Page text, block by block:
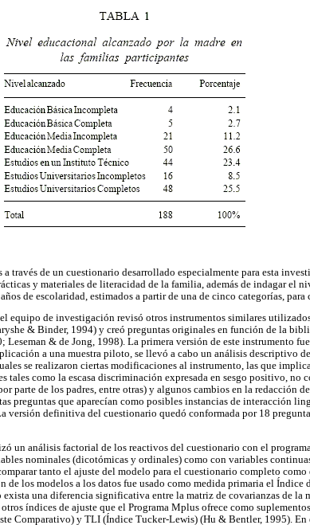
través de un cuestionario desarrollado especialmente para esta
y materiales de literacidad de la familia, además de indagar el
de escolaridad, estimados a partir de una de cinco categorías,
equipo de investigación revisó otros instrumentos similares
& Binder, 1994) y creó preguntas originales en función de la
Leseman & de Jong, 1998). La primera versión de este instrumento
a una muestra piloto, se llevó a cabo un análisis descriptivo
se realizaron ciertas modificaciones al instrumento, las que
tales como la escasa discriminación expresada en sesgo positivo, no
parte de los padres, entre otras) y algunos cambios en la redacción
preguntas que aparecían como posibles instancias de interacción
versión definitiva del cuestionario quedó conformada por 18
un análisis factorial de los reactivos del cuestionario con el
nominales (dicotómicas y ordinales) como con variables
tanto el ajuste del modelo para el cuestionario completo como
de los modelos a los datos fue usado como medida primaria el Índice
exista una diferencia significativa entre la matriz de covarianzas de la
otros índices de ajuste que el Programa Mplus ofrece como
Comparativo) y TLI (Índice Tucker-Lewis) (Hu & Bentler, 1995). En